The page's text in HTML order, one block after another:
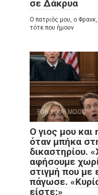
σε Δάκρυα
Ο πατριός μου, ο
τότε που ήμουν
FOR YOUR MOOD
Ο γιος μου
όταν μπήκα
δικαστηρίου.
αφήσουμε
στιγμή που με
πάγωσε.
είστε;»